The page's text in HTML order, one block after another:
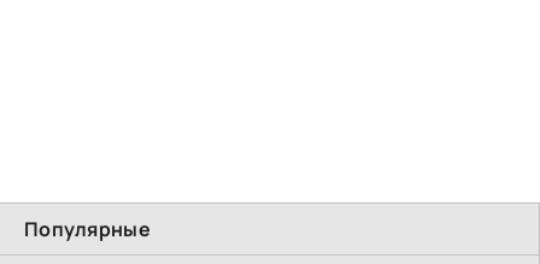
Популярные